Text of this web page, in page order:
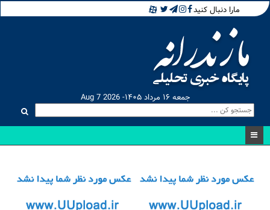
مارا دنبال کنید
جمعه ۱۶ مرداد ۱۴۰۵- Aug 7 2026